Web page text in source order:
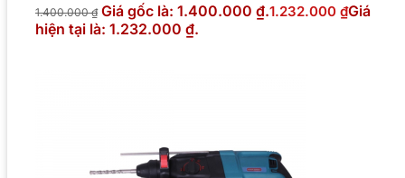
1.400.000₫ Giá gốc là: 1.400.000 ₫.1.232.000 ₫Giá
hiện tại là: 1.232.000 ₫.